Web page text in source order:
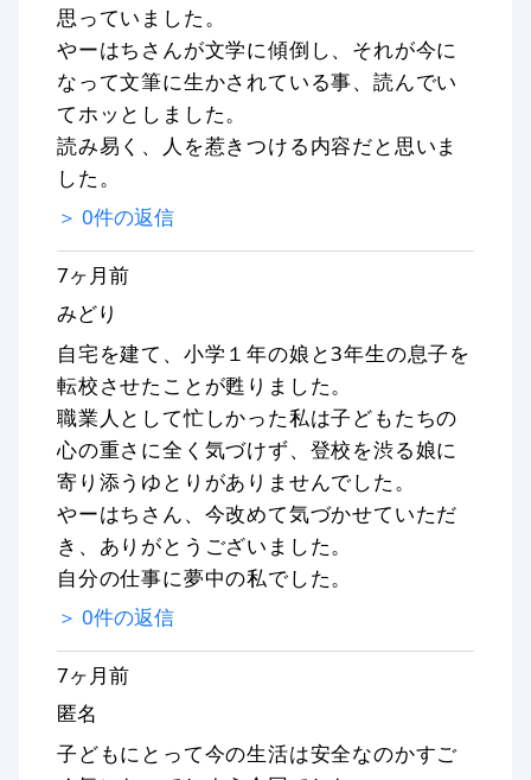
思っていました。
やーはちさんが文学に傾倒し、それが今に
なって文筆に生かされている事、読んでい
てホッとしました。
読み易く、人を惹きつける内容だと思いま
した。
＞ 0件の返信
7ヶ月前
みどり
自宅を建て、小学１年の娘と3年生の息子を
転校させたことが甦りました。
職業人として忙しかった私は子どもたちの
心の重さに全く気づけず、登校を渋る娘に
寄り添うゆとりがありませんでした。
やーはちさん、今改めて気づかせていただ
き、ありがとうございました。
自分の仕事に夢中の私でした。
＞ 0件の返信
7ヶ月前
匿名
子どもにとって今の生活は安全なのかすご